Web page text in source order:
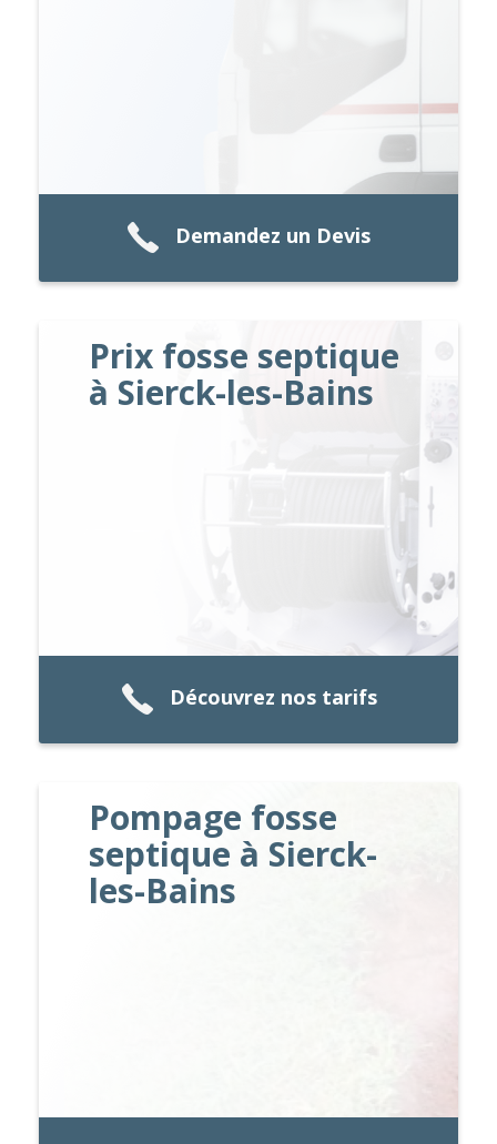
Demandez un Devis
Prix fosse septique
à Sierck-les-Bains
Découvrez nos tarifs
Pompage fosse
septique à Sierck-
les-Bains